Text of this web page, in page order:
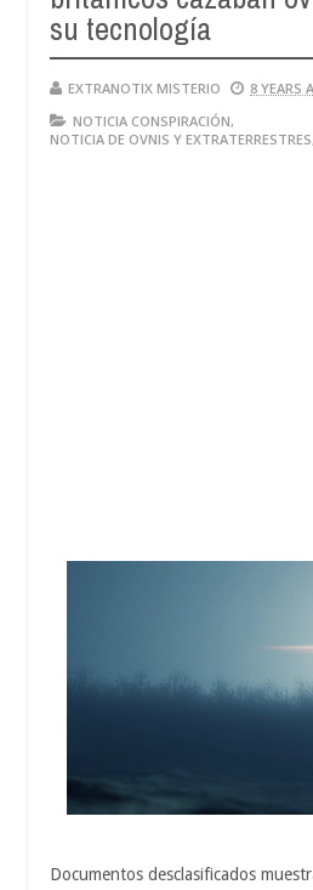
su tecnología
EXTRANOTIX MISTERIO
8 YEARS
NOTICIA CONSPIRACIÓN,
NOTICIA DE OVNIS Y EXTRATERRESTRES,
Documentos desclasificados